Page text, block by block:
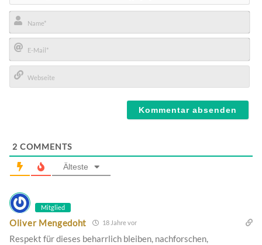
Name*
E-
Mail*
2 COMMENTS
Älteste
Mitglied
Oliver Mengedoht 18 Jahre vor
Respekt für dieses beharrlich bleiben, nachforschen,